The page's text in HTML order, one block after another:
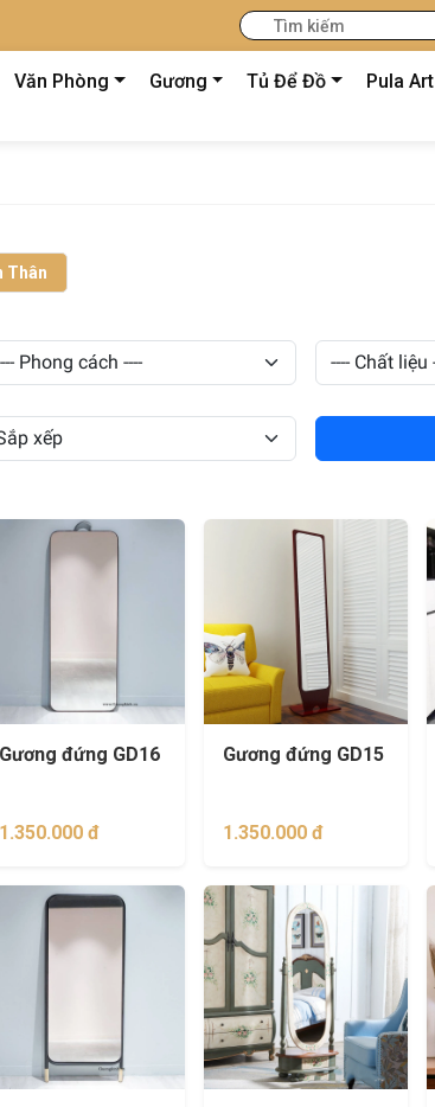
Văn Phòng Gương Tủ Để Đồ Pula Art
Thân
Gương đứng GD16
1.350.000 đ
Gương đứng GD15
1.350.000 đ